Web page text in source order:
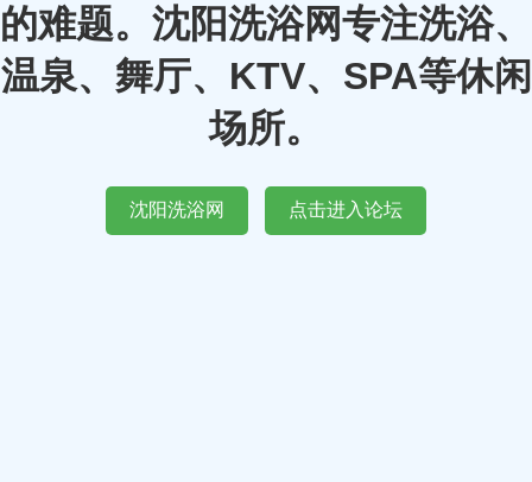
的难题。沈阳洗浴网专注洗浴、
温泉、舞厅、KTV、SPA等休闲
场所。
沈阳洗浴网 点击进入论坛